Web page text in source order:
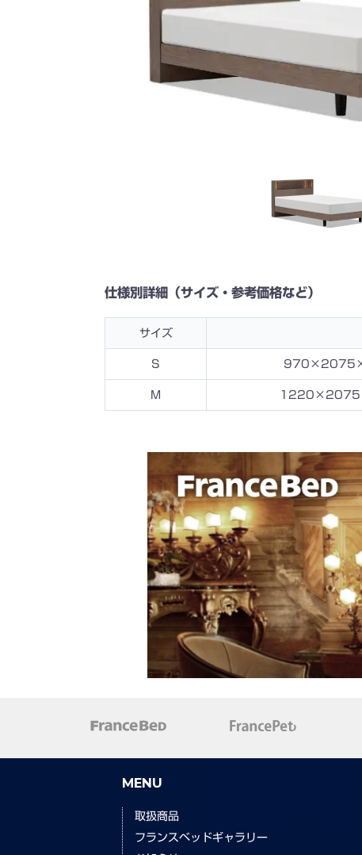
仕様別詳細（サイズ・参考価格など）
サイズ
S
M
MENU
取扱商品
フランスベッドギャラリー